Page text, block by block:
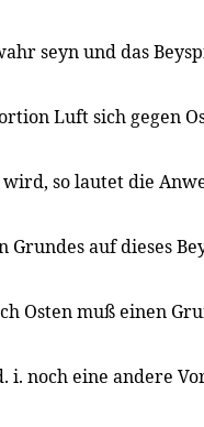
seyn und das
Luft sich gegen
so lautet die
Grundes auf dieses
Osten muß einen
i. noch eine andere